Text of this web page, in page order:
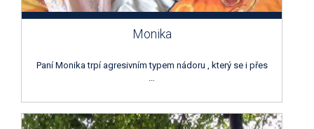
Monika
Paní Monika trpí agresivním typem nádoru , který se i přes